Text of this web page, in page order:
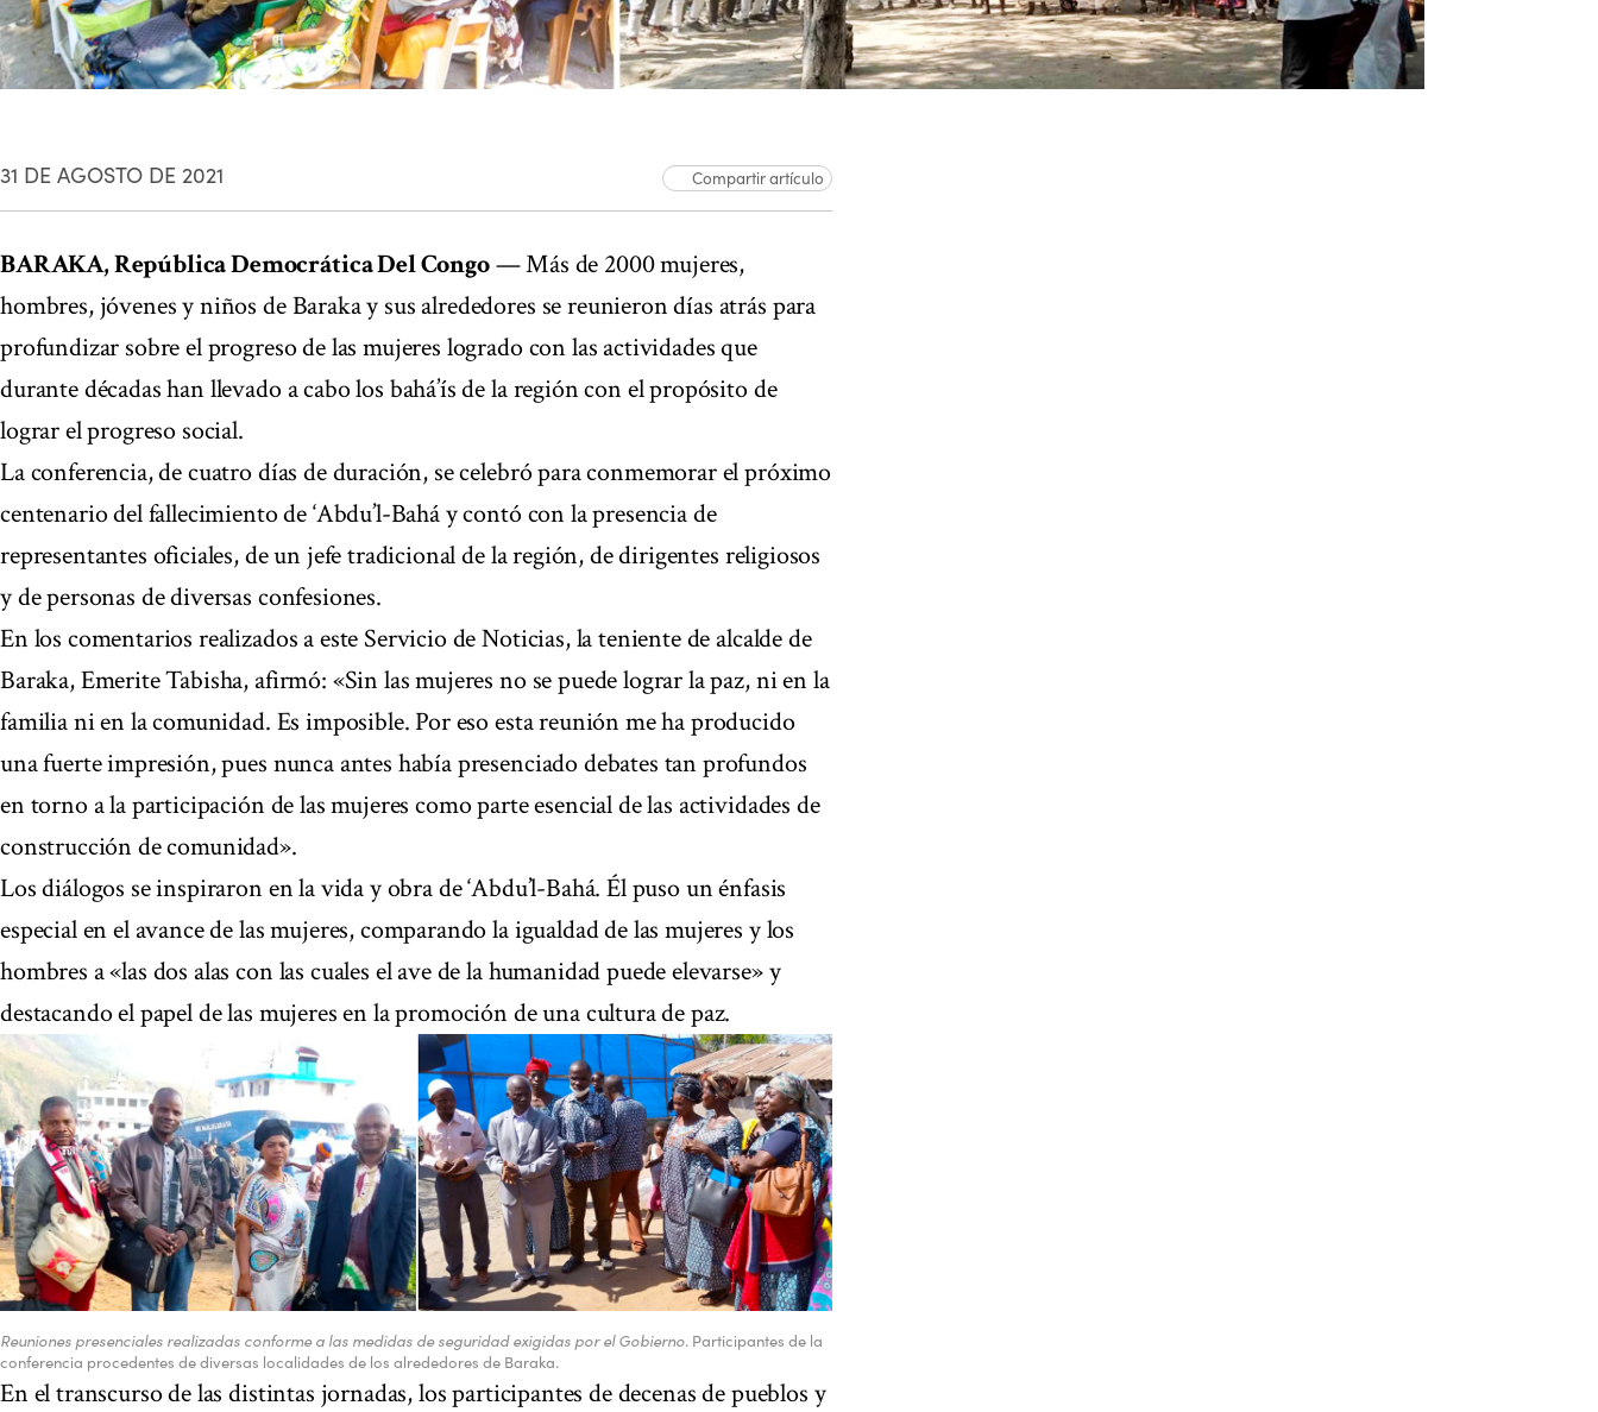
31 DE AGOSTO DE 2021 Compartir artículo
BARAKA, República Democrática Del Congo— Más de 2000 mujeres,
hombres, jóvenes y niños de Baraka y sus alrededores se reunieron días atrás para
profundizar sobre el progreso de las mujeres logrado con las actividades que
durante décadas han llevado a cabo los bahá’ís de la región con el propósito de
lograr el progreso social.
La conferencia, de cuatro días de duración, se celebró para conmemorar el próximo
centenario del fallecimiento de ‘Abdu’l-Bahá y contó con la presencia de
representantes oficiales, de un jefe tradicional de la región, de dirigentes religiosos
y de personas de diversas confesiones.
En los comentarios realizados a este Servicio de Noticias, la teniente de alcalde de
Baraka, Emerite Tabisha, afirmó: «Sin las mujeres no se puede lograr la paz, ni en la
familia ni en la comunidad. Es imposible. Por eso esta reunión me ha producido
una fuerte impresión, pues nunca antes había presenciado debates tan profundos
en torno a la participación de las mujeres como parte esencial de las actividades de
construcción de comunidad».
Los diálogos se inspiraron en la vida y obra de ‘Abdu’l-Bahá. Él puso un énfasis
especial en el avance de las mujeres, comparando la igualdad de las mujeres y los
hombres a «las dos alas con las cuales el ave de la humanidad puede elevarse» y
destacando el papel de las mujeres en la promoción de una cultura de paz.
Reuniones presenciales realizadas conforme a las medidas de seguridad exigidas por el Gobierno. Participantes de la
conferencia procedentes de diversas localidades de los alrededores de Baraka.
En el transcurso de las distintas jornadas, los participantes de decenas de pueblos y